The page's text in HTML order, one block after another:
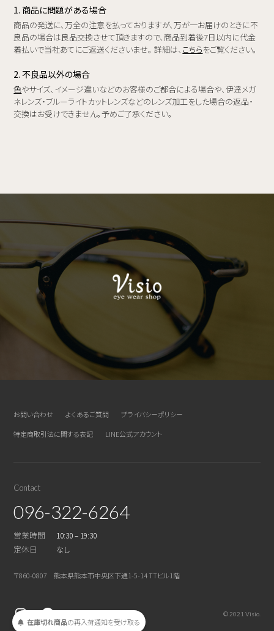
1. 商品に問題がある場合
商品の発送に、万全の注意を払っておりますが、万が一お届けのときに不
良品の場合は良品交換させて頂きますので、商品到着後7日以内に代金
着払いで当社あてにご返送くださいませ。 詳細は、 こちらをご覧ください。
2. 不良品以外の場合
色やサイズ、イメージ違いなどのお客様のご都合による場合や、伊達メガ
ネレンズ・ブルーライトカットレンズなどのレンズ加工をした場合の返品・
交換はお受けできません。予めご了承ください。
お問い合わせ よくあるご質問
プライバシーポリシー
特定商取引法に関する表記
LINE公式アカウント
Contact
096-322-6264
営業時間 10:30 – 19:30
定休日 なし
〒860-0807 熊本県熊本市中央区下通1-5-14 TTビル1階
© 2021 Visio.
在庫切れ商品の再入荷通知を受け取る